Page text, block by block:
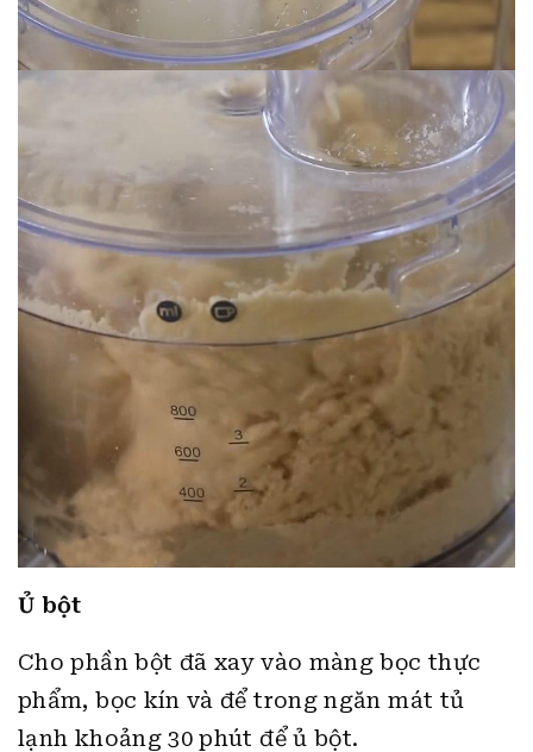
Ủ bột
Cho phần bột đã xay vào màng bọc thực
phẩm, bọc kín và để trong ngăn mát tủ
lạnh khoảng 30 phút để ủ bột.